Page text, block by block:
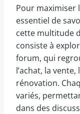
Pour maximiser
essentiel de
cette multitude
consiste à
forum, qui
l’achat, la
rénovation.
variés,
dans des